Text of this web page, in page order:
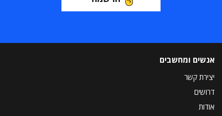
אנשים ומחשבים
יצירת קשר
דרושים
אודות